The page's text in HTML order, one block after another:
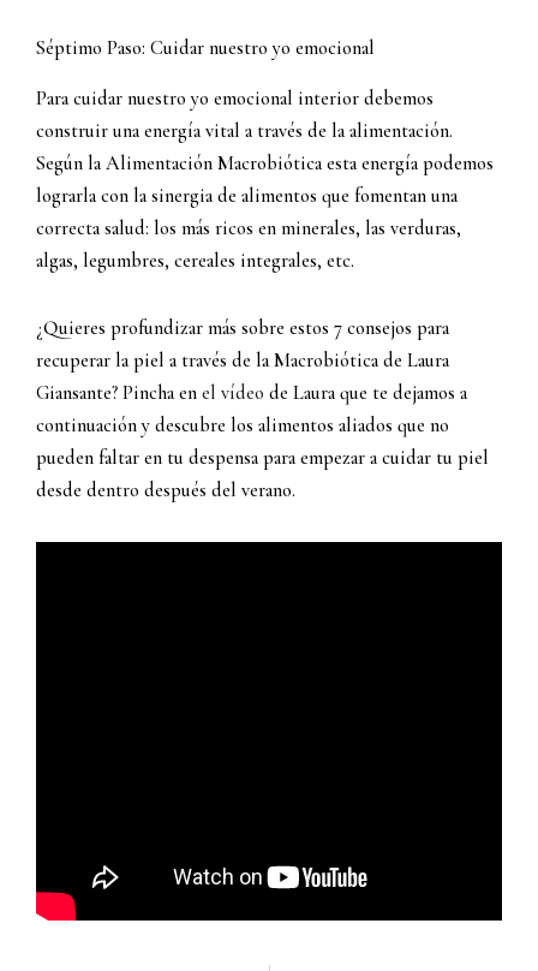
Séptimo Paso: Cuidar nuestro yo emocional
Para cuidar nuestro yo emocional interior debemos
construir una energía vital a través de la alimentación.
Según la Alimentación Macrobiótica esta energía podemos
lograrla con la sinergia de alimentos que fomentan una
correcta salud: los más ricos en minerales, las verduras,
algas, legumbres, cereales integrales, etc.
¿Quieres profundizar más sobre estos 7 consejos para
recuperar la piel a través de la Macrobiótica de Laura
Giansante? Pincha en el vídeo de Laura que te dejamos a
continuación y descubre los alimentos aliados que no
pueden faltar en tu despensa para empezar a cuidar tu piel
desde dentro después del verano.